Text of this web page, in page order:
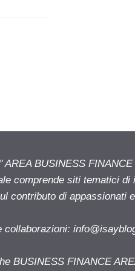
BUSINESS
comprende siti tematici di
contributo di appassionati
collaborazioni:
BUSINESS FINANCE